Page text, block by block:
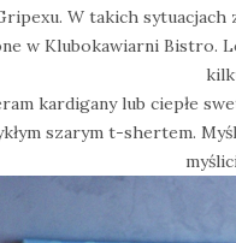
W takich
w Klubokawiarni Bistro.
kardigany lub ciepłe
szarym t-shertem.